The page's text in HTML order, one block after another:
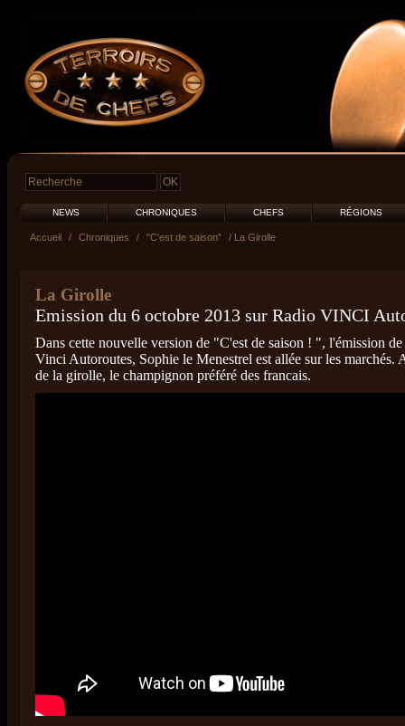
NEWS CHRONIQUES CHEFS RÉGIONS
Accueil / Chroniques / "C'est de saison" / La Girolle
La Girolle
Emission du 6 octobre 2013 sur Radio VINCI
Dans cette nouvelle version de "C'est de saison ! ", l'émission
Vinci Autoroutes, Sophie le Menestrel est allée sur les marchés.
de la girolle, le champignon préféré des francais.